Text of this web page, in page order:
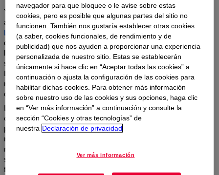
Ya sea en artículos de higiene que usan papel kraft MG, poroso o
abierto, nuestras
soluciones basadas en emulsión
& soluciones a
base de solventes para recubrimientos antiadherentes se
desarrollan especialmente para cada tipo de demanda. Nuestra
línea
SYL-OFF™ de Recubrimientos de Silicona Antiadherentes
se puede usar fácilmente en adhesivos Hot Melt convencionales.
Debido a la naturaleza típicamente porosa de estos sustratos,
recomendamos un cuidado adicional para que la silicona pueda
cubrir adecuadamente toda la superficie.
Los recubrimientos de emulsión de platino, cuando se combinan
con espesantes y otros aditivos orgánicos, resuelven este
problema de manera eficiente. Además de nuestros
recubrimientos antiadherentes, también conozca nuestros
modificadores antiadherentes y recomendaciones técnicas para
superar los diversos desafíos de procesamiento asociados con la
fabricación de artículos de higiene (incluidos agentes
navegador para que bloquee o le avise sobre estas
cookies, pero es posible que algunas partes del sitio no
funcionen. También nos gustaría establecer otras cookies
(a saber, cookies funcionales, de rendimiento y de
publicidad) que nos ayuden a proporcionar una experiencia
personalizada de nuestro sitio. Estas se establecerán
únicamente si hace clic en “Aceptar todas las cookies” a
continuación o ajusta la configuración de las cookies para
habilitar dichas cookies. Para obtener más información
sobre nuestro uso de las cookies y sus opciones, haga clic
en “Ver más información” a continuación y consulte la
sección “Cookies y otras tecnologías” de
nuestra Declaración de privacidad
Ver más información